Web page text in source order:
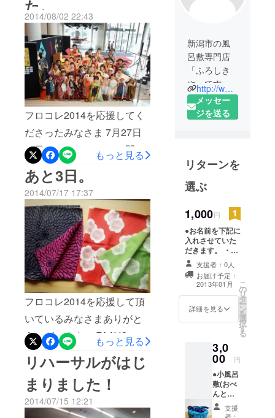
た。
2014/08/02 22:43
フロコレ2014を応援してく
ださったみなさま 7月27日
（日）、フロコレ2014開催
することができました。 50
名の出演者、200名以上の観
客の皆様とフロコレを楽し
みました。 出演者、観客の
みなさん、スタッフ、
FAAVOからのみなさまのご
支援、あたたかい応援メッ
セージ、 風呂敷が結んでく
れたすべてのご縁に感謝し
ております。 私たちは、日
本の伝統文化である風呂敷
を通じて 伝統文化の魅力、
楽しさ、人と人とのつなが
り を次世代へ伝えていける
ようこれからもっともっと
もっと見る
あと3日。
2014/07/17 17:37
フロコレ2014を応援して頂
いているみなさまありがと
うございます！ FAAVOでの
ご支援のお願い締め切りま
であと3日になりました。
ただいま達成まであと14％
です。 ここまでたくさんの
もっと見る
リハーサルがはじ
まりました！
2014/07/15 12:21
新潟市の風
呂敷専門店
「ふろしき
や」です。
風呂敷の使
い方講座や
きパー
ティー」、
子供たちと
ファッショ
ンショー
「フロコ
レ」などを
開催して現
代版の風呂
敷の使い方
をご紹介し
ておりま
くお願いし
http://www.niigata-furoshikiya025.com
メッセー
ジを送る
リターンを
選ぶ
1,000円
●お名前を下記に
入れさせていた
だきます。 ・
DVDおよび
YOUTUBEに載
せる映像のエン
ドロール ・ホー
ムページ ・会場
のステージ近く
支援者：0人
お届け予定：
2013年01月
詳細を見る
こ
の
リ
タ
ー
ン
を
選
択
す
る
3,0
00 円
●小風呂
敷(おべ
んと風
呂敷) 1
枚 支援
者：